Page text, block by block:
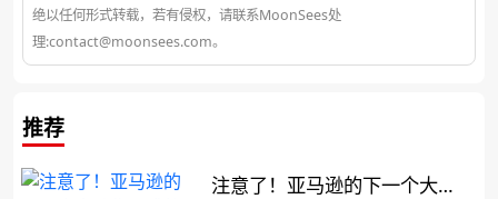
绝以任何形式转载，若有侵权，请联系MoonSees处
理:contact@moonsees.com。
推荐
注意了！亚马逊的下一个大动